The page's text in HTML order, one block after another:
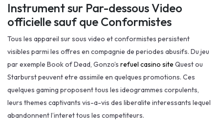
Instrument sur Par-dessous Video
officielle sauf que Conformistes
Tous les appareil sur sous video et conformistes persistent
visibles parmi les offres en compagnie de periodes abusifs. Du jeu
par exemple Book of Dead, Gonzo’s refuel casino site Quest ou
Starburst peuvent etre assimile en quelques promotions. Ces
quelques gaming proposent tous les ideogrammes corpulents,
leurs themes captivants vis-a-vis des liberalite interessants lequel
abandonnent l’interet tous les competiteurs.